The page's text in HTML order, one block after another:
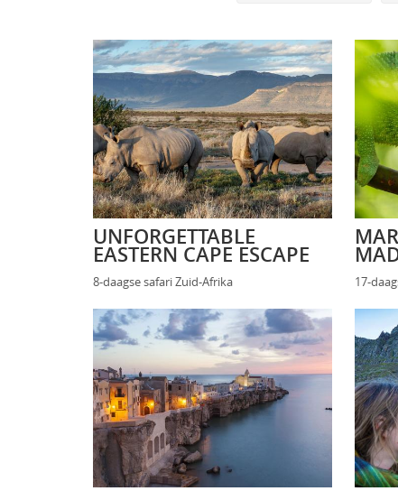
UNFORGETTABLE
EASTERN CAPE ESCAPE
8-daagse safari Zuid-Afrika 17-